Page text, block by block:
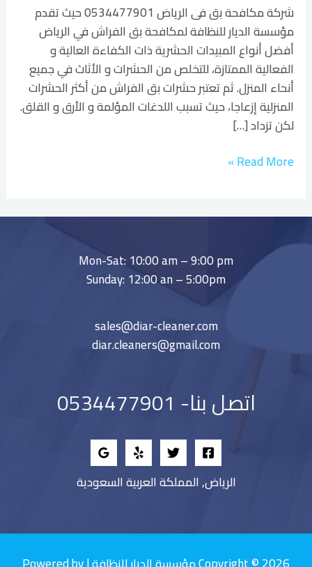
شركة مكافحة بق فى الرياض 0534477901 حيث تقدم
مؤسسة الديار للنظافة لمكافحة بق الفراش في الرياض
أفضل أنواع المبيدات الحشرية ذات الكفاءة العالية و
الفعالية الممتازة، للتخلص من الحشرات و الأثاث في جميع
أنحاء المنزل. ثم تعتبر حشرات بق الفراش من أكثر الحشرات
المنزلية إزعاجا، حيث تسبب اللدغات المؤلمة و الأرق و القلق.
لكن تزداد […]
Read More »
Mon-Sat: 10:00 am – 9:00 pm
Sunday: 12:00 an – 5:00pm
sales@diar-cleaner.com
diar.cleaners@gmail.com
اتصل بنا- 0534477901
الرياض, المملكة العربية السعودية